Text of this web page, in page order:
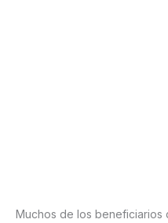
Muchos de los beneficiarios